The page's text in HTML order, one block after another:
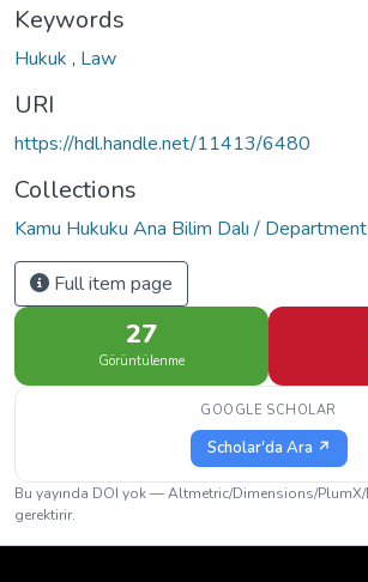
Keywords
Hukuk , Law
URI
https://hdl.handle.net/11413/6480
Collections
Kamu Hukuku Ana Bilim Dalı /
Full item page
27
Görüntülenme
GOOGLE SCHOLAR
Scholar'da Ara ↗
Bu yayında DOI yok — Altmetric/Dimensions/PlumX/
gerektirir.